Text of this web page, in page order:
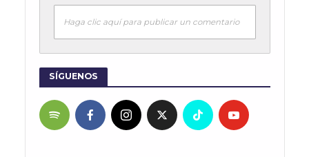
Haga clic aquí para publicar un comentario
SÍGUENOS